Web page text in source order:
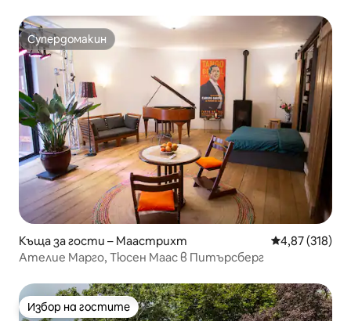
Супердомакин
Супердомакин
Къща за гости – Маастрихт Средна
4,87 (318)
Ателие Марго, Тюсен Маас в Питърсберг
Избор на гостите
Избор на гостите